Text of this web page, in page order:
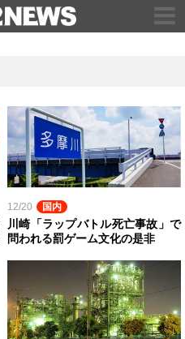
12/20 国内
川崎「ラップバトル死亡事故」で
問われる罰ゲーム文化の是非